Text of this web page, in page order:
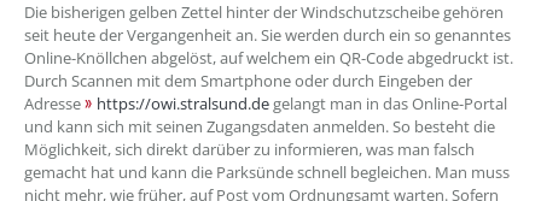
Die bisherigen gelben Zettel hinter der Windschutzscheibe gehören
seit heute der Vergangenheit an. Sie werden durch ein so genanntes
Online-Knöllchen abgelöst, auf welchem ein QR-Code abgedruckt ist.
Durch Scannen mit dem Smartphone oder durch Eingeben der
Adresse
https://owi.stralsund.degelangt man in das Online-Portal
und kann sich mit seinen Zugangsdaten anmelden. So besteht die
Möglichkeit, sich direkt darüber zu informieren, was man falsch
gemacht hat und kann die Parksünde schnell begleichen. Man muss
nicht mehr, wie früher, auf Post vom Ordnungsamt warten. Sofern